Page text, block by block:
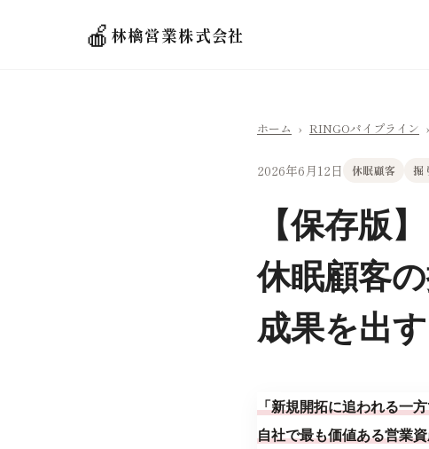
🍎 林檎営業株式会社
ホーム › RINGOパイプライン ›
2026年6月12日 休眠顧客 掘
【保存版】
休眠顧客
成果を出
「新規開拓に追われる一
自社で最も価値ある営業